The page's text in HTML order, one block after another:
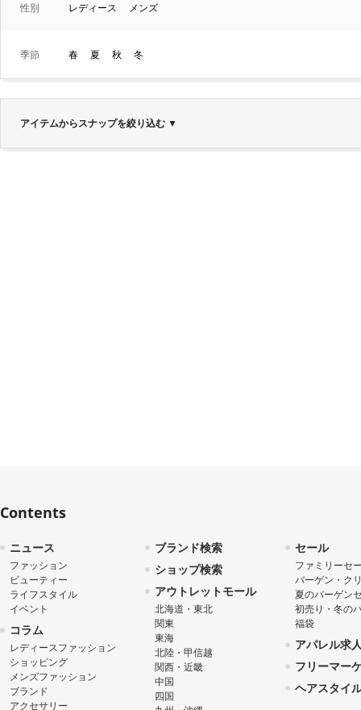
性別 レディース メンズ
季節 春 夏 秋 冬
アイテムからスナップを絞り込む ▼
Contents
ニュース
ファッション
ビューティー
ライフスタイル
イベント
コラム
レディースファッション
ショッピング
メンズファッション
ブランド
アクセサリー
ブランド検索
ショップ検索
アウトレットモール
北海道・東北
関東
東海
北陸・甲信越
関西・近畿
中国
四国
セール
ファミリーセ
バーゲン・ク
夏のバーゲン
初売り・冬の
福袋
アパレル求
フリーマー
ヘアスタイ